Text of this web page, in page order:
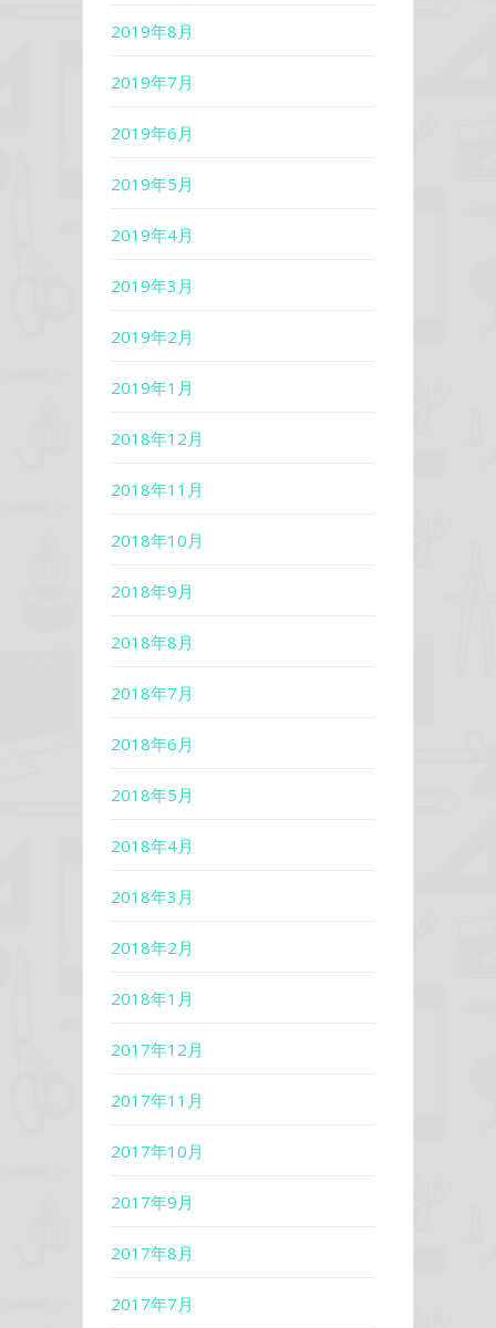
2019年8月
2019年7月
2019年6月
2019年5月
2019年4月
2019年3月
2019年2月
2019年1月
2018年12月
2018年11月
2018年10月
2018年9月
2018年8月
2018年7月
2018年6月
2018年5月
2018年4月
2018年3月
2018年2月
2018年1月
2017年12月
2017年11月
2017年10月
2017年9月
2017年8月
2017年7月